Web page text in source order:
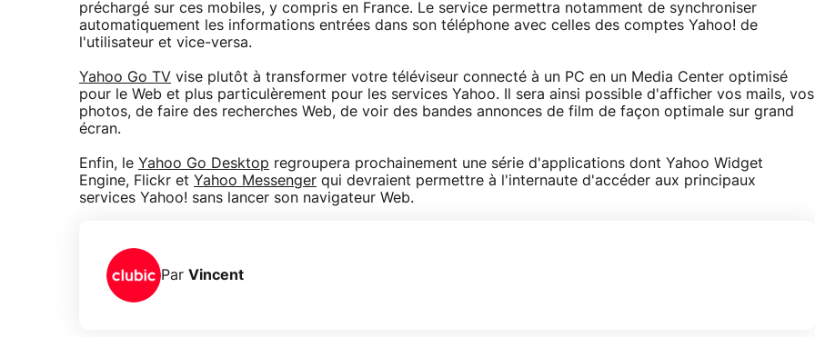
préchargé sur ces mobiles, y compris en France. Le service permettra notamment de synchroniser
automatiquement les informations entrées dans son téléphone avec celles des comptes Yahoo! de
l'utilisateur et vice-versa.
Yahoo Go TV vise plutôt à transformer votre téléviseur connecté à un PC en un Media Center optimisé
pour le Web et plus particulèrement pour les services Yahoo. Il sera ainsi possible d'afficher vos mails, vos
photos, de faire des recherches Web, de voir des bandes annonces de film de façon optimale sur grand
écran.
Enfin, le Yahoo Go Desktop regroupera prochainement une série d'applications dont Yahoo Widget
Engine, Flickr et Yahoo Messenger qui devraient permettre à l'internaute d'accéder aux principaux
services Yahoo! sans lancer son navigateur Web.
Par Vincent